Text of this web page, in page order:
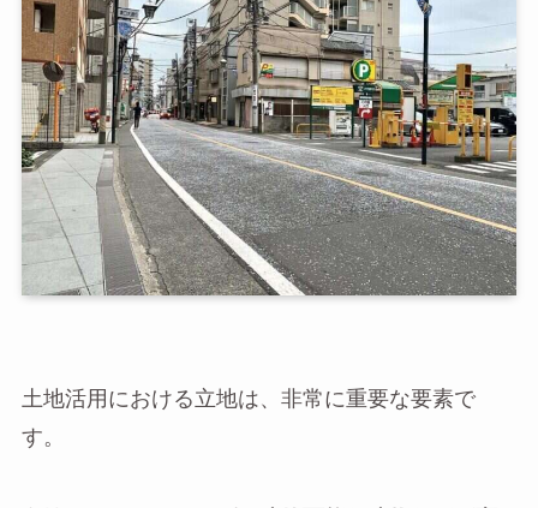
土地活用における立地は、非常に重要な要素で
す。